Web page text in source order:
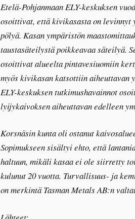
Etelä-Pohjanmaan ELY-keskuksen
osoittivat, että kivikasasta on
pölyä. Kasan ympäristön
taustasäteilystä poikkeavaa säteilyä.
osoittivat alueelta pintavesiuomiin
myös kivikasan katsottiin aiheuttavan
ELY-keskuksen tutkimushavainnot
lyijykaivoksen aiheuttavan edelleen
Korsnäsin kunta oli ostanut
Sopimukseen sisältyi ehto, että
haltuun, mikäli kasaa ei ole siirretty
kulunut 20 vuotta. Turvallisuus- ja
on merkintä Tasman Metals AB:n